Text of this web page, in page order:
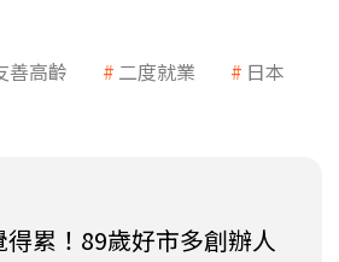
善高齡 二度就業
日本
累！89歲好市多創辦人